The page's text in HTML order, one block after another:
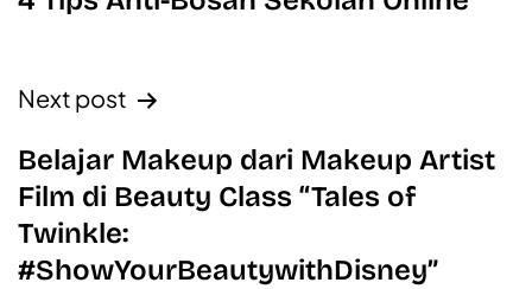
Next post
Belajar Makeup dari Makeup Artist
Film di Beauty Class “Tales of
Twinkle:
#ShowYourBeautywithDisney”